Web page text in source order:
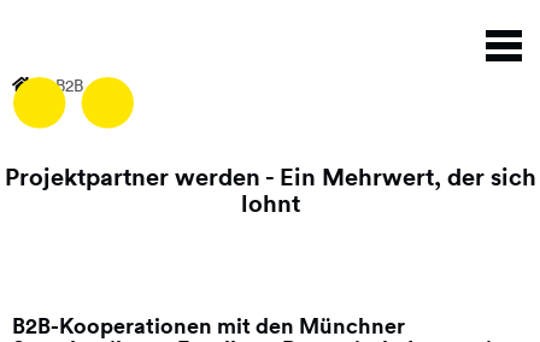
InhaltB2B
Projektpartner werden - Ein Mehrwert, der sich
lohnt
B2B-Kooperationen mit den Münchner